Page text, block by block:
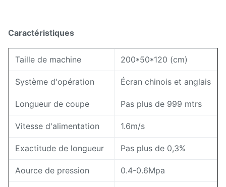
Caractéristiques
Taille de machine 200*50*120 (cm)
Système d'opération Écran chinois et anglais
Longueur de coupe Pas plus de 999 mtrs
Vitesse d'alimentation 1.6m/s
Exactitude de longueur Pas plus de 0,3%
Aource de pression 0.4-0.6Mpa